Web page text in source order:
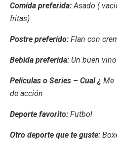
Comida preferida: Asado (
fritas)
Postre preferido: Flan con
Bebida preferida: Un buen
Peliculas o Series – Cual ¿ Me
de acción
Deporte favorito: Futbol
Otro deporte que te guste: